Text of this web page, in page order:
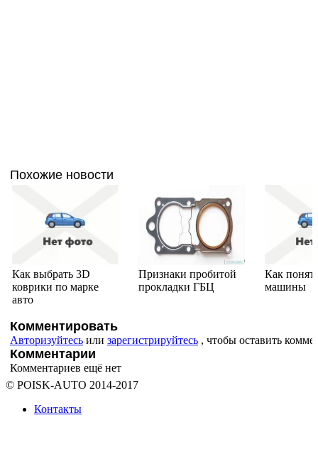
Похожие новости
Как выбрать 3D
коврики по марке
авто
Признаки пробитой
прокладки ГБЦ
Как
машины
Комментировать
Авторизуйтесь или зарегистрируйтесь , чтобы оставить
Комментарии
Комментариев ещё нет
© POISK-AUTO 2014-2017
Контакты